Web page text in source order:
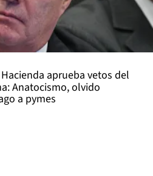
aprueba vetos del
Anatocismo, olvido
a pymes